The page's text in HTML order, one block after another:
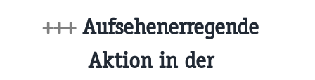
+++ Aufsehenerregende
Aktion in der